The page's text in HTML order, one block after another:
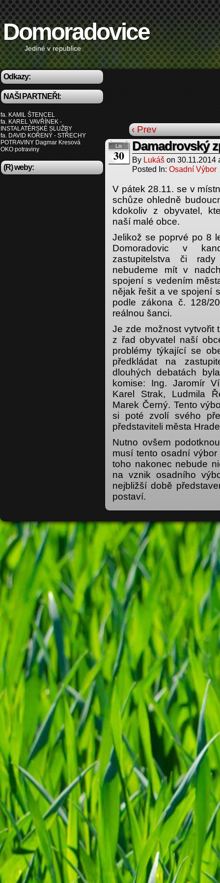
Domoradovice
Jediné v republice
Odkazy:
NAŠI PARTNEŘI:
fa. KAMIL ŠTENCEL
fa. KAREL VAVŘÍNEK -
INSTALATÉRSKÉ SLUŽBY
fa. DAVID KOŘENÝ - STŘECHY
POTRAVINY Dagmar Kresová
OKO potraviny
(R) weby:
‹ Prev
Lis
30
Damadrovský
By Lukáš on 30.11.2014
Posted In: Osadní Výbor
V pátek 28.11. se v
schůze ohledně
kdokoliv z obyvatel,
naší malé obce.
Jelikož se poprvé po 8
Domoradovic v
zastupitelstva či
nebudeme mít v
spojení s vedením
nějak řešit a ve spojení
podle zákona č. 128/
reálnou šanci.
Je zde možnost vytvořit
z řad obyvatel naší
problémy týkající se
předkládat na
dlouhých debatách
komise: Ing. Jaromír
Karel Strak, Ludmila
Marek Černý. Tento
si poté zvolí svého
představiteli města
Nutno ovšem
musí tento osadní
toho nakonec nebude
na vznik osadního
nejbližší době
postaví.